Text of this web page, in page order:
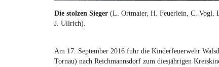
Die stolzen Sieger (L. Ortmaier, H. Feuerlein, C. Vogl,
J. Ullrich).
Am 17. September 2016 fuhr die Kinderfeuerwehr
Tornau) nach Reichmannsdorf zum diesjährigen